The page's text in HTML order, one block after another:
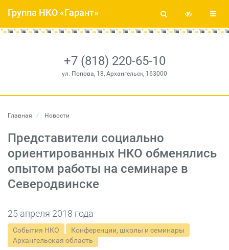
+7 (818) 220-65-10
ул. Попова, 18, Архангельск, 163000
Группа НКО «Гарант»
Главная Новости
Представители социально
ориентированных НКО обменялись
опытом работы на семинаре в
Северодвинске
25 апреля 2018 года
События НКО
Конференции, школы и семинары
Архангельская область